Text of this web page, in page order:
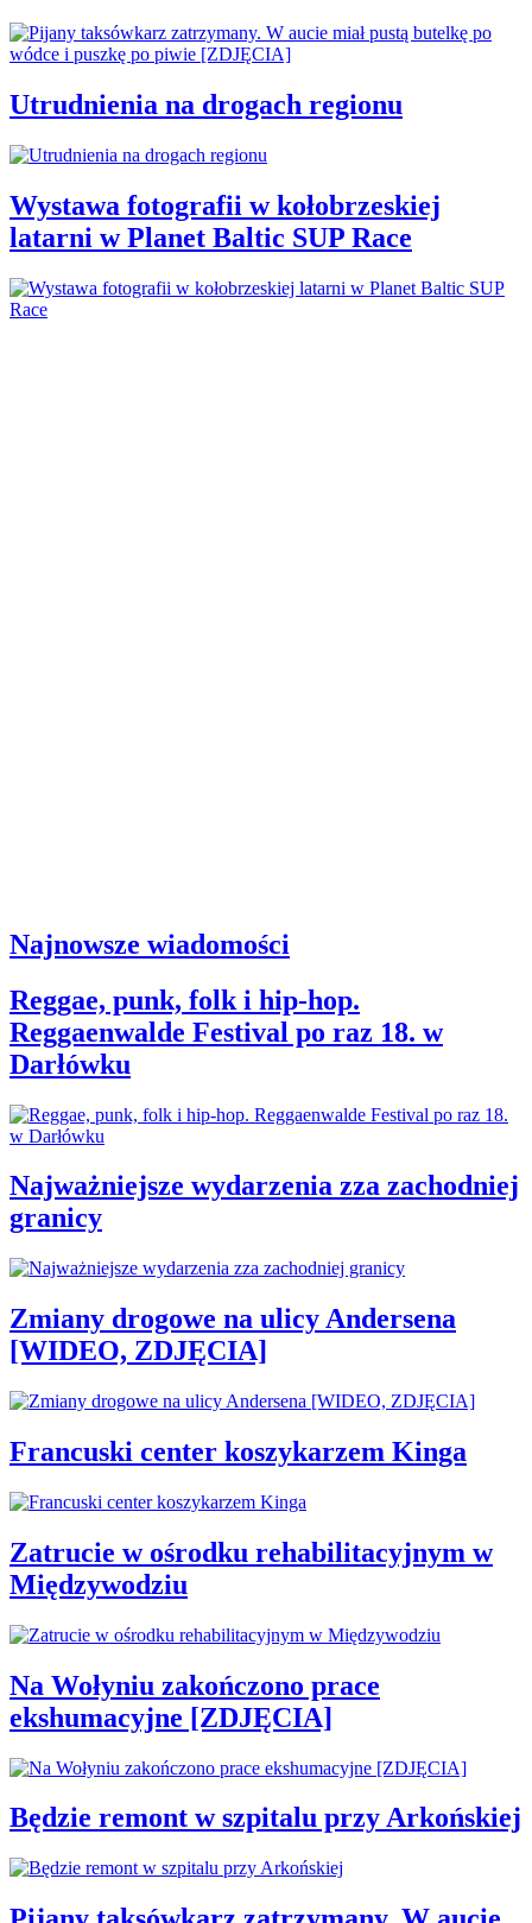
Utrudnienia na drogach regionu
Wystawa fotografii w kołobrzeskiej
latarni w Planet Baltic SUP Race
Najnowsze wiadomości
Reggae, punk, folk i hip-hop.
Reggaenwalde Festival po raz 18. w
Darłówku
Najważniejsze wydarzenia zza zachodniej
granicy
Zmiany drogowe na ulicy Andersena
[WIDEO, ZDJĘCIA]
Francuski center koszykarzem Kinga
Zatrucie w ośrodku rehabilitacyjnym w
Międzywodziu
Na Wołyniu zakończono prace
ekshumacyjne [ZDJĘCIA]
Będzie remont w szpitalu przy Arkońskiej